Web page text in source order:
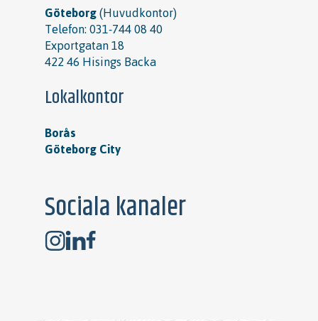
Göteborg(Huvudkontor)
Telefon:031-744 08 40
Exportgatan 18
422 46 Hisings Backa
Lokalkontor
Borås
Göteborg City
Sociala kanaler